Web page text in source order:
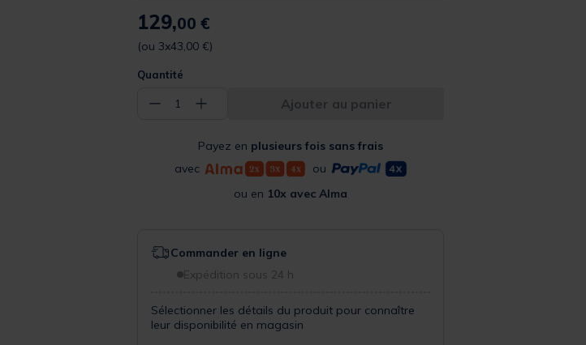
129,00 €
(ou 3x43,00 €)
Quantité
− 1 + Ajouter au panier
Payez en plusieurs fois sans frais
avec
ou
ou en 10x avec Alma
Commander en ligne
Expédition sous 24 h
Sélectionner les détails du produit pour connaître
leur disponibilité en magasin